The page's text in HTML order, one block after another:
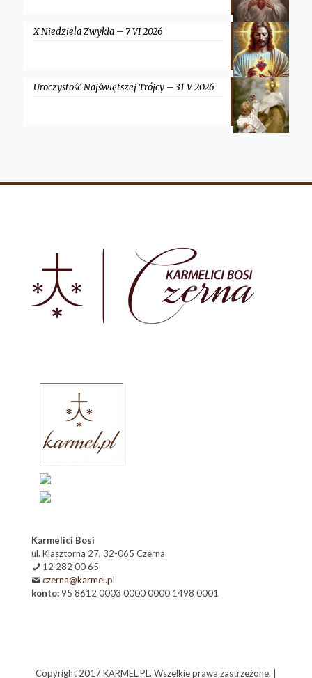
X Niedziela Zwykła – 7 VI 2026
Uroczystość Najświętszej Trójcy – 31 V 2026
Karmelici Bosi
ul. Klasztorna 27, 32-065 Czerna
12 282 00 65
czerna@karmel.pl
konto: 95 8612 0003 0000 0000 1498 0001
Copyright 2017 KARMEL.PL. Wszelkie prawa zastrzeżone. |